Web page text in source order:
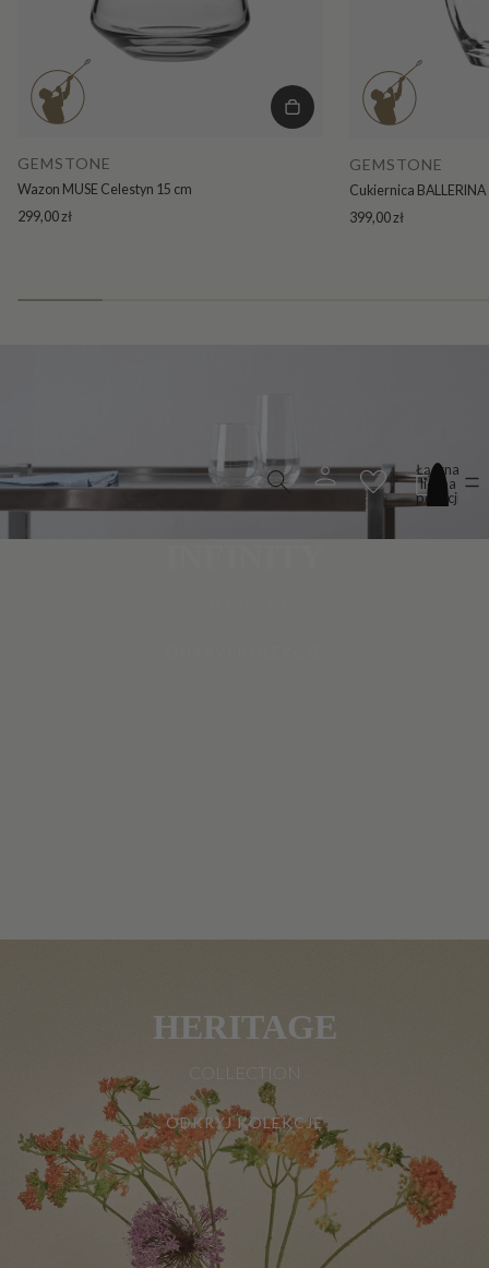
Łączna
liczba
pozycji
w
GEMSTONE
Wazon MUSE Celestyn 15 cm
299,00 zł
GEMSTONE
Cukiernica BALLERINA
399,00 zł
HERITAGE
COLLECTION
ODKRYJ KOLEKCJĘ